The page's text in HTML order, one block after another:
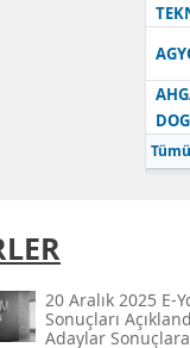
20 Aralık 2025 E-
Sonuçları
Adaylar Sonuçlara